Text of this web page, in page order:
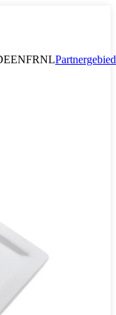
ENFRNLPartnergebied